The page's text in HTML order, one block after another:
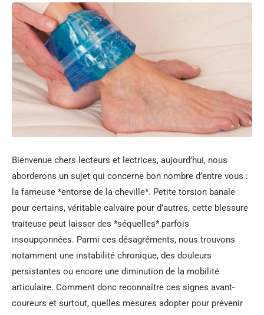
Bienvenue chers lecteurs et lectrices, aujourd’hui, nous
aborderons un sujet qui concerne bon nombre d’entre vous :
la fameuse *entorse de la cheville*. Petite torsion banale
pour certains, véritable calvaire pour d’autres, cette blessure
traiteuse peut laisser des *séquelles* parfois
insoupçonnées. Parmi ces désagréments, nous trouvons
notamment une instabilité chronique, des douleurs
persistantes ou encore une diminution de la mobilité
articulaire. Comment donc reconnaître ces signes avant-
coureurs et surtout, quelles mesures adopter pour prévenir